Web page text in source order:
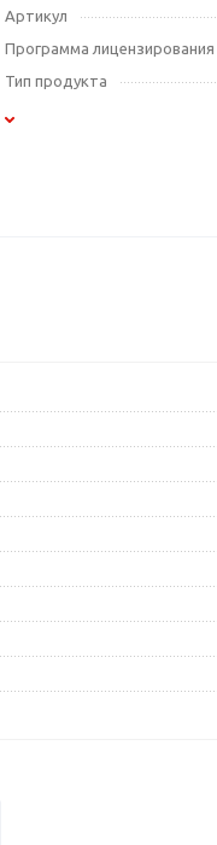
Артикул
Программа лицензирования
Тип продукта